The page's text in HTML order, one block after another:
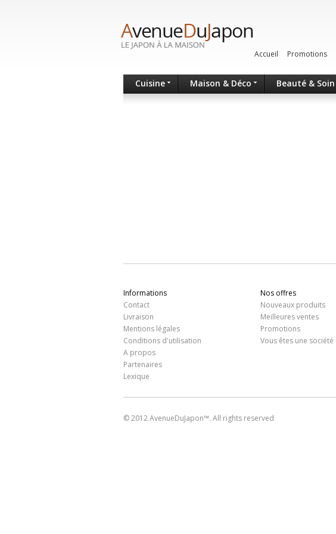
Accueil Promotions
Cuisine Maison & Déco Beauté & Soin
Informations
Contact
Livraison
Mentions légales
Conditions d'utilisation
A propos
Partenaires
Lexique
Nos offres
Nouveaux produits
Meilleures ventes
Promotions
Vous êtes une société
© 2012 AvenueDuJapon™. All rights reserved